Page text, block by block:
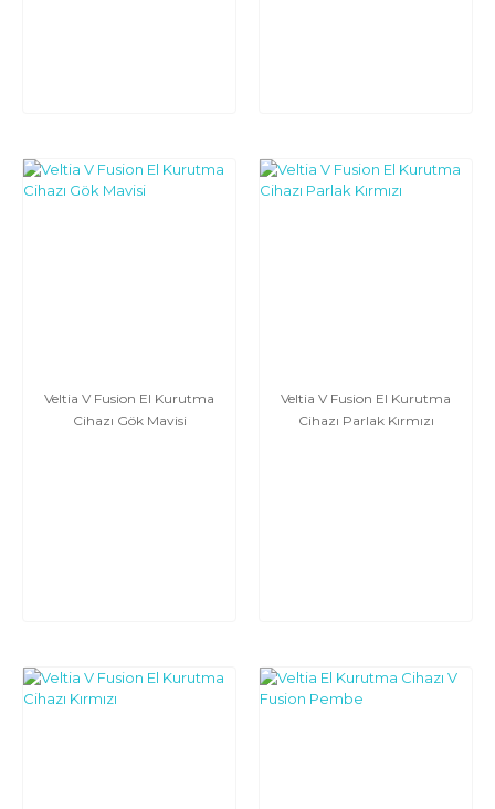
Veltia V Fusion El Kurutma
Cihazı Gök Mavisi
Veltia V Fusion El Kurutma
Cihazı Parlak Kırmızı